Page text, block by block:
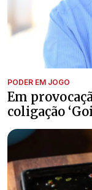
PODER EM JOGO
Em
coligação